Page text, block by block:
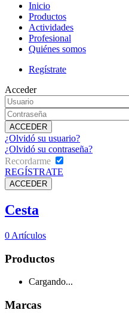
Inicio
Productos
Actividades
Profesional
Quiénes somos
Regístrate
Acceder
¿Olvidó su usuario?
¿Olvidó su contraseña?
Recordarme
REGÍSTRATE
Cesta
0 Artículos
Productos
Cargando...
Marcas